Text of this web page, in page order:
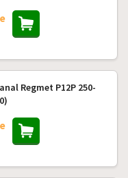
Regmet P12P 250-